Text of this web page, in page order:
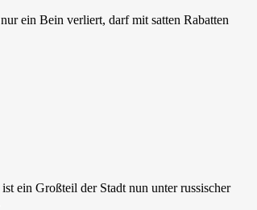
ein Bein verliert, darf mit satten Rabatten
ein Großteil der Stadt nun unter russischer